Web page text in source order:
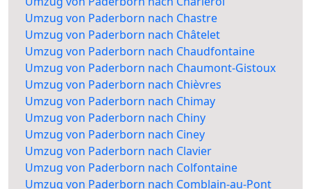
Umzug von Paderborn nach Chastre
Umzug von Paderborn nach Châtelet
Umzug von Paderborn nach Chaudfontaine
Umzug von Paderborn nach Chaumont-Gistoux
Umzug von Paderborn nach Chièvres
Umzug von Paderborn nach Chimay
Umzug von Paderborn nach Chiny
Umzug von Paderborn nach Ciney
Umzug von Paderborn nach Clavier
Umzug von Paderborn nach Colfontaine
Umzug von Paderborn nach Comblain-au-Pont